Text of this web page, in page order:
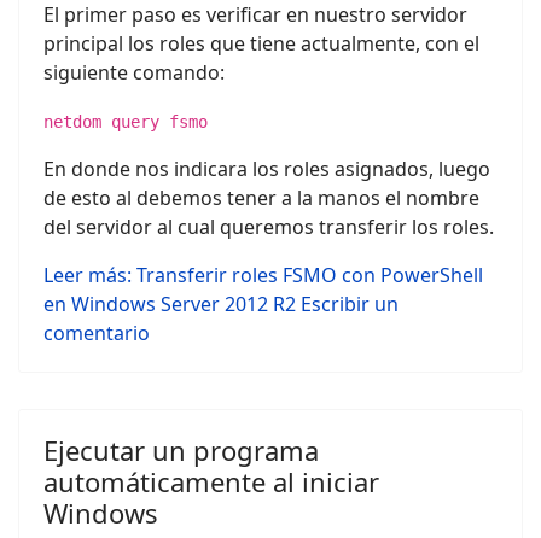
El primer paso es verificar en nuestro servidor
principal los roles que tiene actualmente, con el
siguiente comando:
netdom query fsmo
En donde nos indicara los roles asignados, luego
de esto al debemos tener a la manos el nombre
del servidor al cual queremos transferir los roles.
Leer más: Transferir roles FSMO con PowerShell
en Windows Server 2012 R2 Escribir un
comentario
Ejecutar un programa
automáticamente al iniciar
Windows